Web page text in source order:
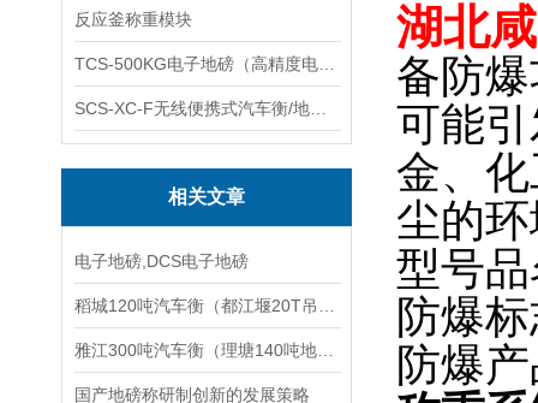
反应釜称重模块
相关文章
电子地磅,DCS电子地磅
国产地磅称研制创新的发展策略
湖北
备防
可能
金、
尘的
型号
防爆
防爆